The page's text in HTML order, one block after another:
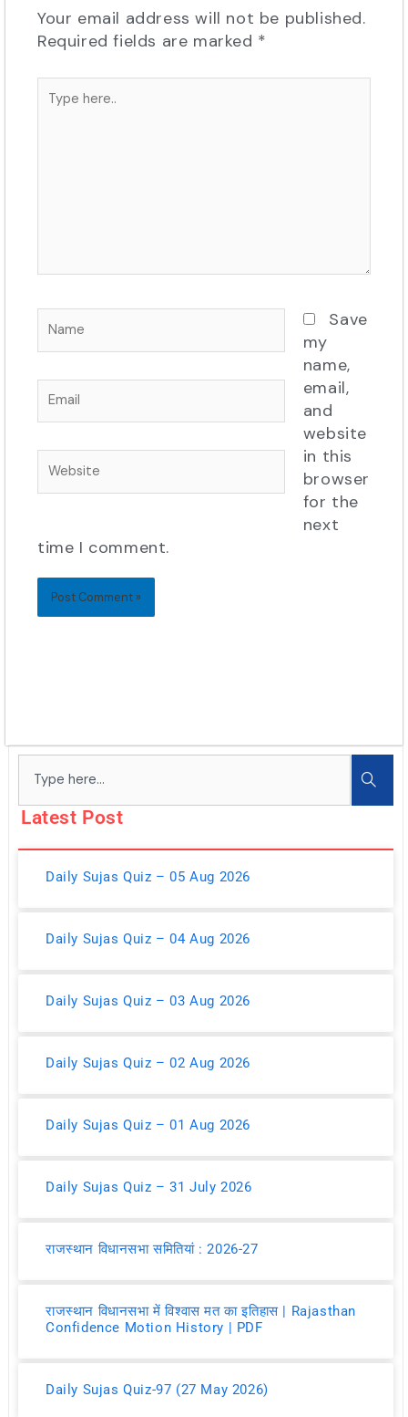
Your email address will not be published.
Required fields are marked *
here..
Email
Website
Save
my
name,
email,
and
website
in this
browser
for the
next
time I comment.
Latest Post
Daily Sujas Quiz – 05 Aug 2026
Daily Sujas Quiz – 04 Aug 2026
Daily Sujas Quiz – 03 Aug 2026
Daily Sujas Quiz – 02 Aug 2026
Daily Sujas Quiz – 01 Aug 2026
Daily Sujas Quiz – 31 July 2026
राजस्थान विधानसभा समितियां : 2026-27
राजस्थान विधानसभा में विश्वास मत का इतिहास | Rajasthan
Confidence Motion History | PDF
Daily Sujas Quiz-97 (27 May 2026)